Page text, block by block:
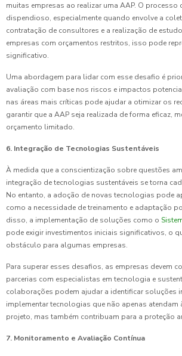
muitas empresas ao realizar uma AAP. O processo
dispendioso, especialmente quando envolve a
contratação de consultores e a realização de
empresas com orçamentos restritos, isso pode
significativo.
Uma abordagem para lidar com esse desafio é
avaliação com base nos riscos e impactos
nas áreas mais críticas pode ajudar a otimizar os
garantir que a AAP seja realizada de forma eficaz,
orçamento limitado.
6. Integração de Tecnologias Sustentáveis
À medida que a conscientização sobre questões
integração de tecnologias sustentáveis se torna
No entanto, a adoção de novas tecnologias pode
como a necessidade de treinamento e adaptação
disso, a implementação de soluções como o
pode exigir investimentos iniciais significativos, o
obstáculo para algumas empresas.
Para superar esses desafios, as empresas devem
parcerias com especialistas em tecnologia e
colaborações podem ajudar a identificar soluções
implementar tecnologias que não apenas atendam
projeto, mas também contribuam para a proteção
7. Monitoramento e Avaliação Contínua